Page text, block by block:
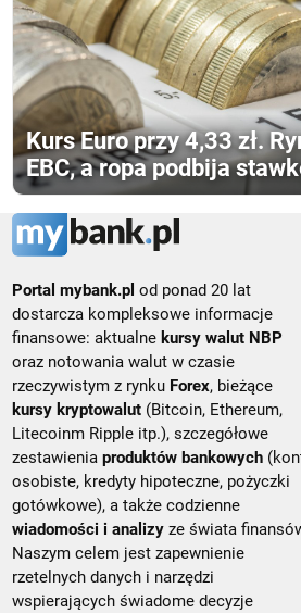
Kurs Euro przy 4,33 zł.
EBC, a ropa podbija
Portal mybank.pl od ponad 20 lat
dostarcza kompleksowe informacje
finansowe: aktualne kursy walut NBP
oraz notowania walut w czasie
rzeczywistym z rynku Forex, bieżące
kursy kryptowalut (Bitcoin, Ethereum,
Litecoinm Ripple itp.), szczegółowe
zestawieniaproduktów bankowych
osobiste, kredyty hipoteczne, pożyczki
gotówkowe), a także codzienne
wiadomości i analizy ze świata
Naszym celem jest zapewnienie
rzetelnych danych i narzędzi
wspierających świadome decyzje